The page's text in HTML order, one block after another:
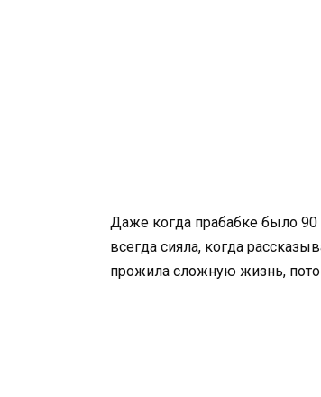
Даже когда прабабке было 90
всегда сияла, когда
прожила сложную жизнь,